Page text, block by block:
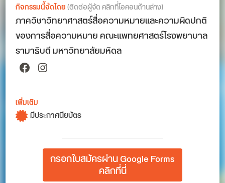
กิจกรรมนี้จัดโดย(ติดต่อผู้จัด คลิกที่ไอคอนด้านล่าง)
ภาควิชาวิทยาศาสตร์สื่อความหมายและความผิดปกติ
ของการสื่อความหมาย คณะแพทยศาสตร์โรงพยาบาล
รามาธิบดี มหาวิทยาลัยมหิดล
Facebook
Instagram
เพิ่มเติม
มีประกาศนียบัตร
กรอกใบสมัครผ่าน Google Forms
คลิกที่นี่